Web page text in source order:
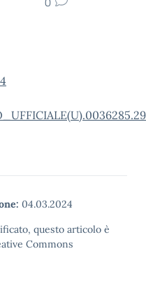
04.03.2024
questo articolo è
Commons